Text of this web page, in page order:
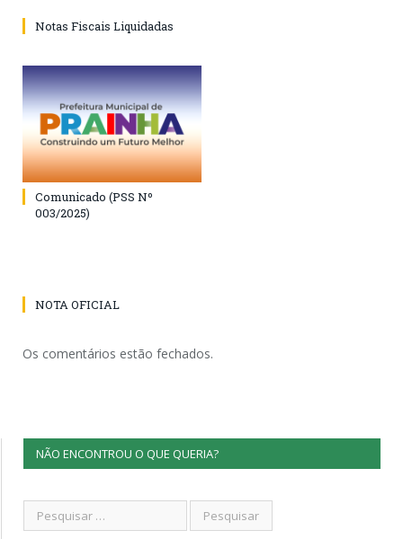
Notas Fiscais Liquidadas
Comunicado (PSS Nº
003/2025)
NOTA OFICIAL
Os comentários estão fechados.
NÃO ENCONTROU O QUE QUERIA?